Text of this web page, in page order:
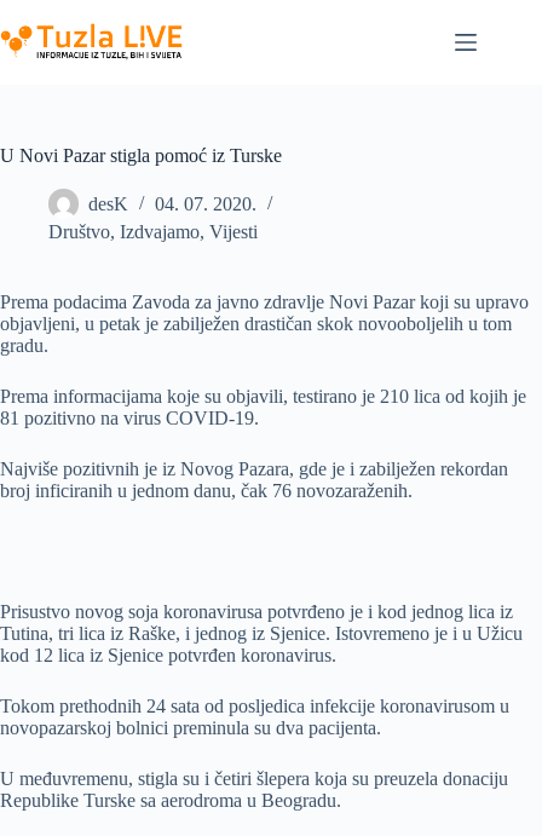
to
content
U Novi Pazar stigla pomoć iz Turske
desK
04. 07. 2020.
Društvo, Izdvajamo, Vijesti
Prema podacima Zavoda za javno zdravlje Novi Pazar koji su upravo
objavljeni, u petak je zabilježen drastičan skok novooboljelih u tom
gradu.
Prema informacijama koje su objavili, testirano je 210 lica od kojih je
81 pozitivno na virus COVID-19.
Najviše pozitivnih je iz Novog Pazara, gde je i zabilježen rekordan
broj inficiranih u jednom danu, čak 76 novozaraženih.
Prisustvo novog soja koronavirusa potvrđeno je i kod jednog lica iz
Tutina, tri lica iz Raške, i jednog iz Sjenice. Istovremeno je i u Užicu
kod 12 lica iz Sjenice potvrđen koronavirus.
Tokom prethodnih 24 sata od posljedica infekcije koronavirusom u
novopazarskoj bolnici preminula su dva pacijenta.
U međuvremenu, stigla su i četiri šlepera koja su preuzela donaciju
Republike Turske sa aerodroma u Beogradu.